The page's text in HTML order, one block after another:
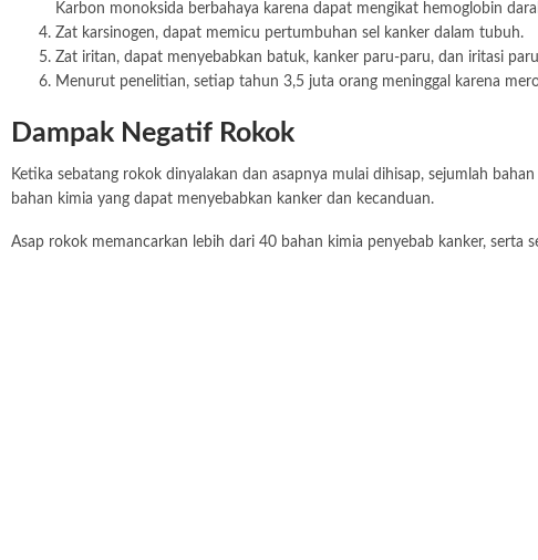
Karbon monoksida berbahaya karena dapat mengikat hemoglobin
Zat karsinogen, dapat memicu pertumbuhan sel kanker dalam tubuh.
Zat iritan, dapat menyebabkan batuk, kanker paru-paru, dan iritasi
Menurut penelitian, setiap tahun 3,5 juta orang meninggal karena
Dampak Negatif Rokok
Ketika sebatang rokok dinyalakan dan asapnya mulai dihisap, sejumlah
bahan kimia yang dapat menyebabkan kanker dan kecanduan.
Asap rokok memancarkan lebih dari 40 bahan kimia penyebab kanker,